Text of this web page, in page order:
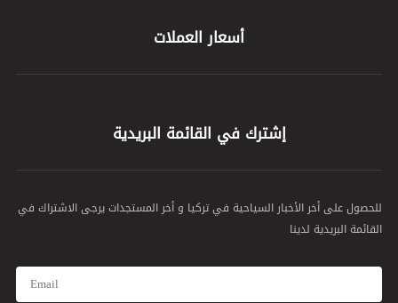
أسعار العملات
إشترك في القائمة البريدية
للحصول على أخر الأخبار السياحية في تركيا و أخر المستجدات يرجى الاشتراك في
القائمة البريدية لدينا